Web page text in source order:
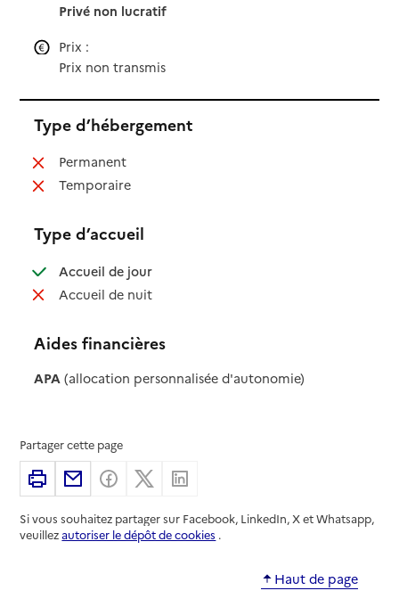
Privé non lucratif
Prix :
Prix non transmis
Type d’hébergement
Permanent: non disponible
Temporaire: non disponible
Type d’accueil
Accueil de jour: disponible
Accueil de nuit: non disponible
Aides financières
APA (allocation personnalisée d'autonomie)
Partager cette page
ImprimerPartager par email
Partager sur Facebook
Partager sur X
Si vous souhaitez partager sur Facebook, LinkedIn, X et Whatsapp,
veuillezautoriser le dépôt de cookies .
Haut de page